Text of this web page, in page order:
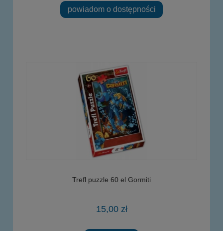
powiadom o dostępności
Trefl puzzle 60 el Gormiti
15,00 zł